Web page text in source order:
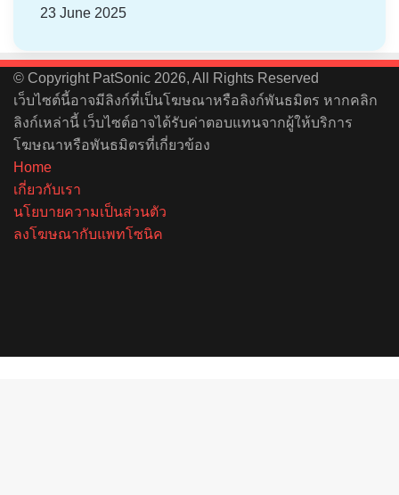
23 June 2025
© Copyright PatSonic 2026, All Rights Reserved
เว็บไซต์นี้อาจมีลิงก์ที่เป็นโฆษณาหรือลิงก์พันธมิตร หากคลิก
ลิงก์เหล่านี้ เว็บไซต์อาจได้รับค่าตอบแทนจากผู้ให้บริการ
โฆษณาหรือพันธมิตรที่เกี่ยวข้อง
Home
เกี่ยวกับเรา
นโยบายความเป็นส่วนตัว
ลงโฆษณากับแพทโซนิค